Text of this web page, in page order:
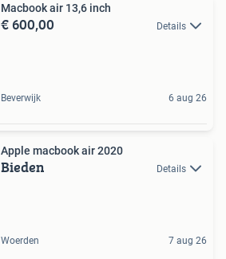
Macbook air 13,6 inch
€ 600,00 Details
Beverwijk 6 aug 26
Apple macbook air 2020
Bieden Details
Woerden 7 aug 26